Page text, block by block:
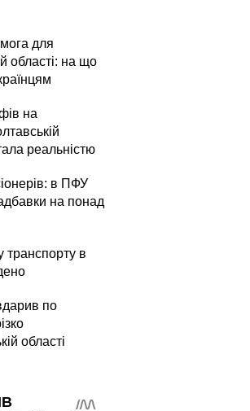
для
області: на що
на
реальністю
в ПФУ
на понад
транспорту в
по
області